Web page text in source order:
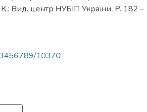
Вид. центр НУБІП України, P. 182 –
10370